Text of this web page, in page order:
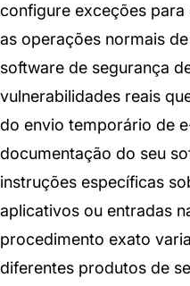
configure exceções
as operações normais
software de segurança
vulnerabilidades reais
do envio temporário de
documentação do seu
instruções específicas
aplicativos ou entradas
procedimento exato
diferentes produtos de